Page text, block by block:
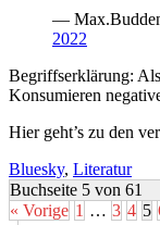
—
2022
Begriffserklärung: Als
Konsumieren
Hier geht’s zu den
Bluesky, Literatur
Buchseite 5 von 61
« Vorige 1 … 3 4 5